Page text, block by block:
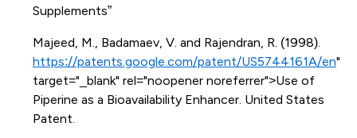
Supplements”
Majeed, M., Badamaev, V. and Rajendran, R. (1998).
https://patents.google.com/patent/US5744161A/en"
target="_blank" rel="noopener noreferrer">Use of
Piperine as a Bioavailability Enhancer. United States
Patent.